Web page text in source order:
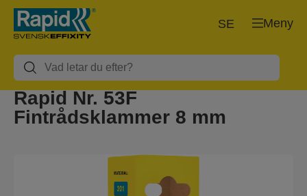
Meny
SE
Rapid Nr. 53F
Fintrådsklammer 8 mm